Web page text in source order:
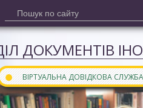
ДОКУМЕНТІВ
● ВІРТУАЛЬНА ДОВІДКОВА СЛУЖБА